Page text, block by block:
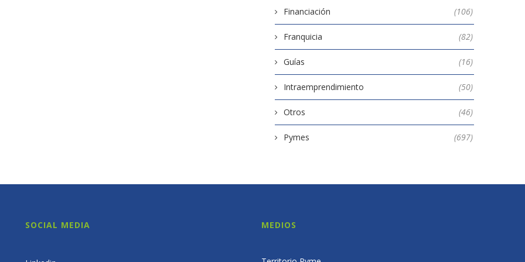
Financiación (106)
Franquicia (82)
Guías (16)
Intraemprendimiento (50)
Otros (46)
Pymes (697)
SOCIAL MEDIA MEDIOS